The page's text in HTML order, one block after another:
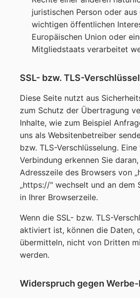
juristischen Person oder aus
wichtigen öffentlichen
Europäischen Union oder
Mitgliedstaats verarbeitet
SSL- bzw. TLS-
Diese Seite nutzt aus
zum Schutz der Übertragung
Inhalte, wie zum Beispiel
uns als Websitenbetreiber
bzw. TLS-Verschlüsselung.
Verbindung erkennen Sie
Adresszeile des Browsers von
„https://" wechselt und an dem
in Ihrer Browserzeile.
Wenn die SSL- bzw. TLS-
aktiviert ist, können die Daten,
übermitteln, nicht von Dritten
werden.
Widerspruch gegen